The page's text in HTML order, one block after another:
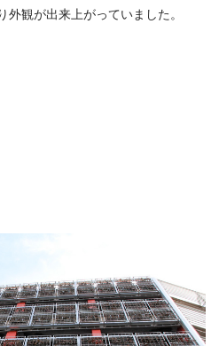
観が出来上がっていました。